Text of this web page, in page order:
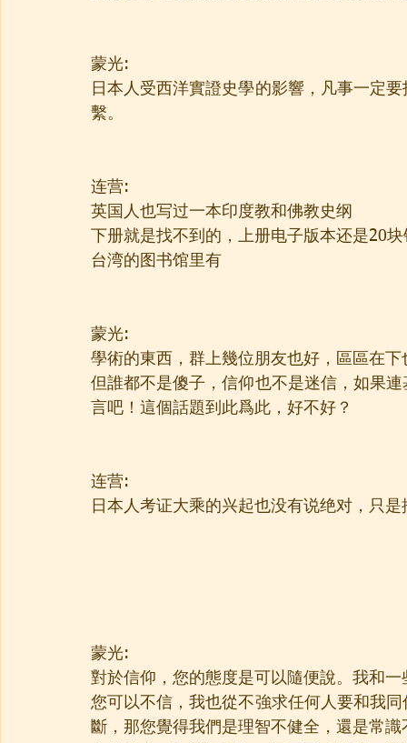
蒙光:
日本人受西洋實證史學的影響，凡事一定
繫。
连营:
英国人也写过一本印度教和佛教史纲
下册就是找不到的，上册电子版本还是20
台湾的图书馆里有
蒙光:
學術的東西，群上幾位朋友也好，區區在
但誰都不是傻子，信仰也不是迷信，如果
言吧！這個話題到此爲此，好不好？
连营:
日本人考证大乘的兴起也没有说绝对，只是
蒙光:
對於信仰，您的態度是可以隨便說。我和
您可以不信，我也從不強求任何人要和我
斷，那您覺得我們是理智不健全，還是常